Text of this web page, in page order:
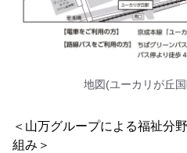
地図(ユーカリが丘
＜山万グループによる福祉分
組み＞